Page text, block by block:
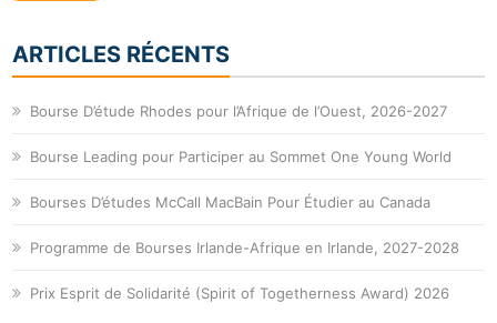
ARTICLES RÉCENTS
Bourse D’étude Rhodes pour l’Afrique de l’Ouest, 2026-2027
Bourse Leading pour Participer au Sommet One Young World
Bourses D’études McCall MacBain Pour Étudier au Canada
Programme de Bourses Irlande-Afrique en Irlande, 2027-2028
Prix Esprit de Solidarité (Spirit of Togetherness Award) 2026